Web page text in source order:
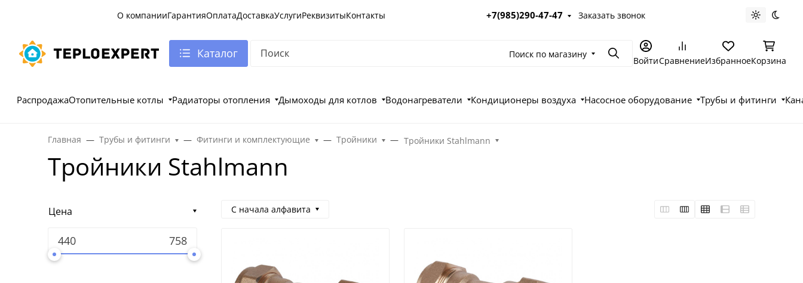
О компанииГарантияОплатаДоставкаУслугиРеквизитыКонтакты +7(985)290-47-47 Заказать звонок Светлая
Каталог Поиск по магазину ПоискВойтиСравнениеИзбранноеКорзина
РаспродажаОтопительные котлы Радиаторы отопления Дымоходы для котлов Водонагреватели Кондиционеры воздуха Насосное оборудование Трубы и фитинги
Главная Трубы и фитинги Фитинги и комплектующие Тройники Тройники Stahlmann
Тройники Stahlmann
Цена С начала алфавита